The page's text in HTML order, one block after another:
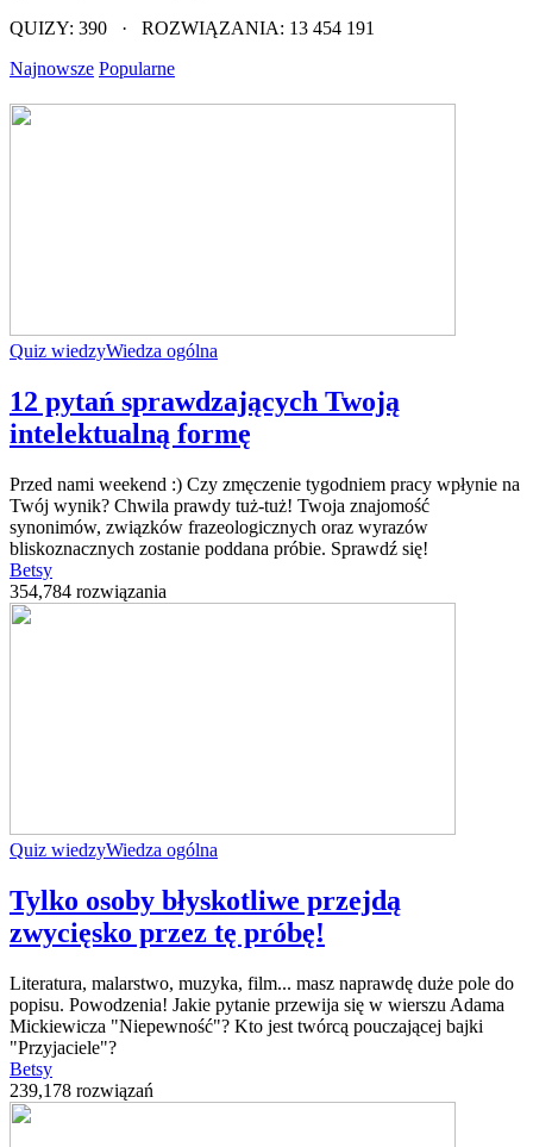
QUIZY: 390 · ROZWIĄZANIA: 13 454 191
Najnowsze Popularne
Quiz wiedzyWiedza ogólna
12 pytań sprawdzających Twoją
intelektualną formę
Przed nami weekend :) Czy zmęczenie tygodniem pracy wpłynie na
Twój wynik? Chwila prawdy tuż-tuż! Twoja znajomość
synonimów, związków frazeologicznych oraz wyrazów
bliskoznacznych zostanie poddana próbie. Sprawdź się!
Betsy
354,784 rozwiązania
Quiz wiedzyWiedza ogólna
Tylko osoby błyskotliwe przejdą
zwycięsko przez tę próbę!
Literatura, malarstwo, muzyka, film... masz naprawdę duże pole do
popisu. Powodzenia! Jakie pytanie przewija się w wierszu Adama
Mickiewicza "Niepewność"? Kto jest twórcą pouczającej bajki
"Przyjaciele"?
Betsy
239,178 rozwiązań